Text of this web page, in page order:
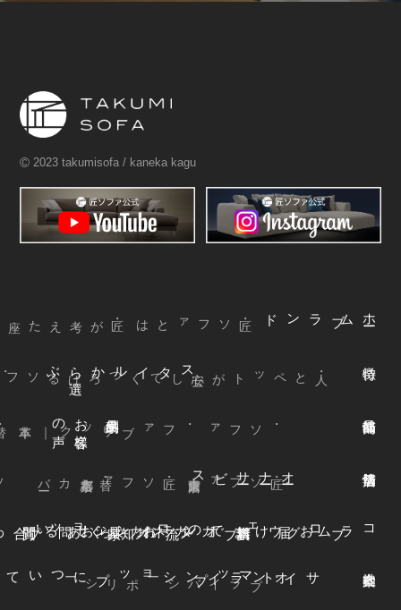
© 2023 takumisofa / kaneka kagu
ホー
ム
ブランド
・匠ソファとは
スタイルから
選
ぶ
・ソファ
お
客様
の
声
オーナーサー
ビス
ー
コラム
ブログ
お届けまでの流れ
ウェブカタログ
オンラインショップ お知らせ
オンラインショップについて